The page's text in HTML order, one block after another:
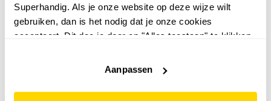
Superhandig. Als je onze website op deze wijze wilt
gebruiken, dan is het nodig dat je onze cookies
accepteert. Dit doe je door op "Alles toestaan" te klikken.
website niet optimaal functioneert.
Aanpassen